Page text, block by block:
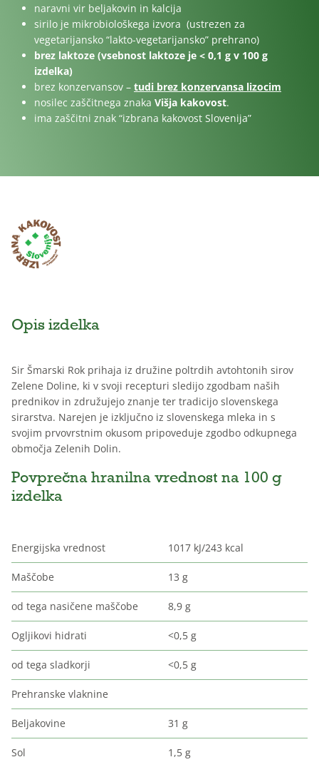
naravni vir beljakovin in kalcija
sirilo je mikrobiološkega izvora (ustrezen za
vegetarijansko “lakto-vegetarijansko” prehrano)
brez laktoze (vsebnost laktoze je < 0,1 g v 100 g
izdelka)
brez konzervansov – tudi brez konzervansa lizocim
nosilec zaščitnega znaka Višja kakovost.
ima zaščitni znak “izbrana kakovost Slovenija”
Opis izdelka
Sir Šmarski Rok prihaja iz družine poltrdih avtohtonih sirov
Zelene Doline, ki v svoji recepturi sledijo zgodbam naših
prednikov in združujejo znanje ter tradicijo slovenskega
sirarstva. Narejen je izključno iz slovenskega mleka in s
svojim prvovrstnim okusom pripoveduje zgodbo odkupnega
območja Zelenih Dolin.
Povprečna hranilna vrednost na 100 g
izdelka
Energijska vrednost 1017 kJ/243 kcal
Maščobe 13 g
od tega nasičene maščobe 8,9 g
Ogljikovi hidrati <0,5 g
od tega sladkorji <0,5 g
Prehranske vlaknine
Beljakovine 31 g
Sol 1,5 g